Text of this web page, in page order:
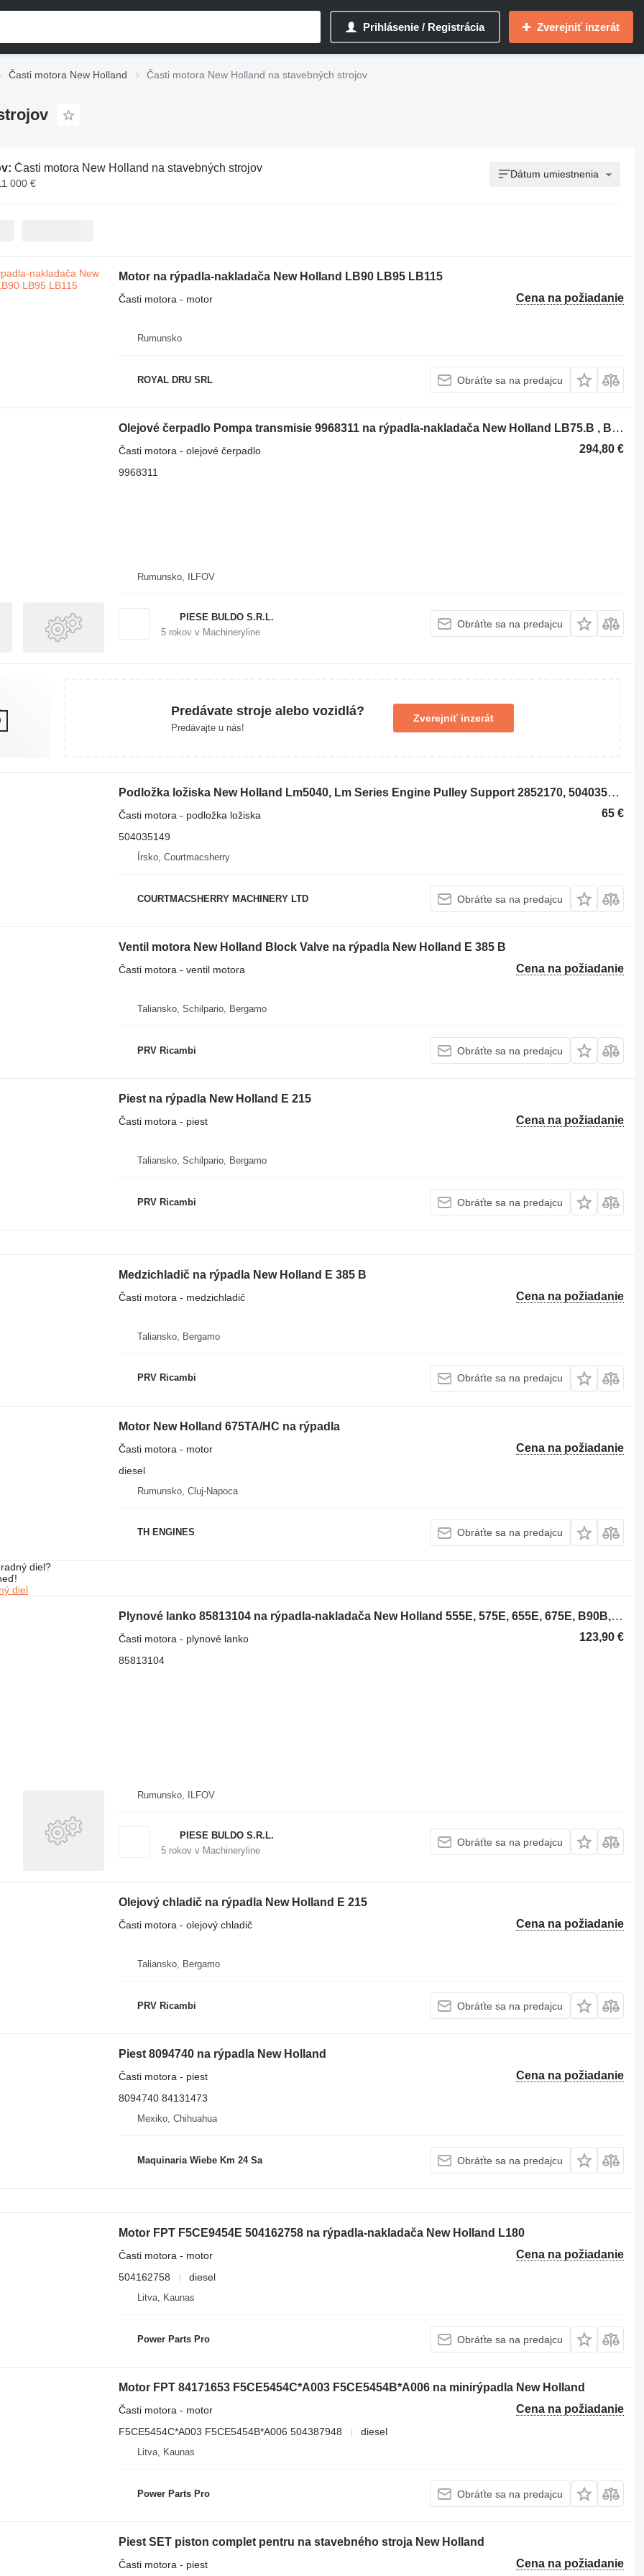
Prihlásenie / Registrácia Zverejniť inzerát
Časti motora New Holland Časti motora New Holland na stavebných strojov
Časti motora New Holland na stavebných strojov
000 €
Dátum umiestnenia
Motor na rýpadla-nakladača New Holland LB90 LB95 LB115
Cena na požiadanie
Časti motora - motor
Rumunsko
ROYAL DRU SRL Obráťte sa na predajcu
Olejové čerpadlo Pompa transmisie 9968311 na rýpadla-nakladača New Holland LB75.B , B110B , B100B , LM415A , LB90.B , LM430 , LM435A , LM445A , 655E , B90B , LM640 , NH85TLB B95B , LB75 , 555E , LB75CP , LB90 , 575E , 675E , LB95 , B95BLR , LB110 , B110 , B110 TIER 3 , LB110.B , B95 , B95LR , B95TC - 9968311
294,80 €
Časti motora - olejové čerpadlo
9968311
Rumunsko, ILFOV
PIESE BULDO S.R.L.
5rokov v Machineryline
Obráťte sa na predajcu
Predávate stroje alebo vozidlá?
Predávajte u nás!
Zverejniť inzerát
Podložka ložiska New Holland Lm5040, Lm Series Engine Pulley Support 2852170, 504035149 na stavebného stroja New Holland LM5040
65 €
Časti motora - podložka ložiska
504035149
Írsko, Courtmacsherry
COURTMACSHERRY MACHINERY LTD Obráťte sa na predajcu
Ventil motora New Holland Block Valve na rýpadla New Holland E 385 B
Cena na požiadanie
Časti motora - ventil motora
Taliansko, Schilpario, Bergamo
PRV Ricambi Obráťte sa na predajcu
Piest na rýpadla New Holland E 215
Cena na požiadanie
Časti motora - piest
Taliansko, Schilpario, Bergamo
PRV Ricambi Obráťte sa na predajcu
Medzichladič na rýpadla New Holland E 385 B
Cena na požiadanie
Časti motora - medzichladič
Taliansko, Bergamo
PRV Ricambi Obráťte sa na predajcu
Motor New Holland 675TA/HC na rýpadla
Cena na požiadanie
Časti motora - motor
diesel
Rumunsko, Cluj-Napoca
TH ENGINES Obráťte sa na predajcu
diel?
diel
Plynové lanko 85813104 na rýpadla-nakladača New Holland 555E, 575E, 655E, 675E, B90B, B110, B110B, LB110, LB110B, LB115, LB115B, LB75B, LB75CP, LB85, LB90, LB90BLB95, LB95B, NH75TLB, NH85TLB, NH95TLB
123,90 €
Časti motora - plynové lanko
85813104
Rumunsko, ILFOV
PIESE BULDO S.R.L.
5rokov v Machineryline
Obráťte sa na predajcu
Olejový chladič na rýpadla New Holland E 215
Cena na požiadanie
Časti motora - olejový chladič
Taliansko, Bergamo
PRV Ricambi Obráťte sa na predajcu
Piest 8094740 na rýpadla New Holland
Cena na požiadanie
Časti motora - piest
8094740 84131473
Mexiko, Chihuahua
Maquinaria Wiebe Km 24 Sa Obráťte sa na predajcu
Motor FPT F5CE9454E 504162758 na rýpadla-nakladača New Holland L180
Cena na požiadanie
Časti motora - motor
504162758
diesel
Litva, Kaunas
Power Parts Pro Obráťte sa na predajcu
Motor FPT 84171653 F5CE5454C*A003 F5CE5454B*A006 na minirýpadla New Holland
Cena na požiadanie
Časti motora - motor
F5CE5454C*A003 F5CE5454B*A006 504387948
diesel
Litva, Kaunas
Power Parts Pro Obráťte sa na predajcu
Piest SET piston complet pentru na stavebného stroja New Holland
Cena na požiadanie
Časti motora - piest